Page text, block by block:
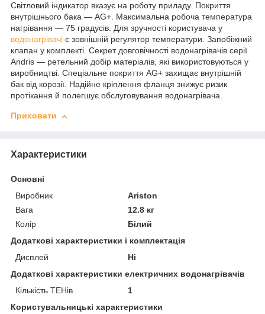
Світловий індикатор вказує на роботу приладу. Покриття
внутрішнього бака — AG+. Максимальна робоча температура
нагрівання — 75 градусів. Для зручності користувача у
водонагрівачі є зовнішній регулятор температури. Запобіжний
клапан у комплекті. Секрет довговічності водонагрівачів серії
Andris — ретельний добір матеріалів, які використовуються у
виробництві. Спеціальне покриття AG+ захищає внутрішній
бак від корозії. Надійне кріплення фланця знижує ризик
протікання й полегшує обслуговування водонагрівача.
Приховати
Характеристики
Основні
Виробник
Ariston
Вага
12.8 кг
Колір
Білий
Додаткові характеристики і комплектація
Дисплей
Ні
Додаткові характеристики електричних водонагрівачів
Кількість ТЕНів
1
Користувальницькі характеристики